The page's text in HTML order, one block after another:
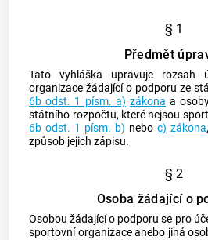
§ 1
Předmět
Tato vyhláška upravuje rozsah
organizace žádající o podporu ze
6b odst. 1 písm. a) zákona a
státního rozpočtu, které nejsou
6b odst. 1 písm. b) nebo c) zákona
způsob jejich zápisu.
§ 2
Osoba žádající o
Osobou žádající o podporu se pro
sportovní organizace anebo jiná